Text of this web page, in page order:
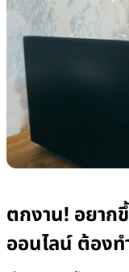
ตกงานเพราะลาออก ได้เงิ
3 เรื่องที่ต้องรู้ก่อนเสียสิทธิ์
ตกงานหรือลาออกแล้ว ต้อง
รายงานตัวว่างงานก่อนวันที่ก
รายงานตัวว่างงานแล้วเงิน
เงินประกันสังคมคนว่างงาน
สรุป
ตกงาน! อยาก
ออนไลน์ ต้องท